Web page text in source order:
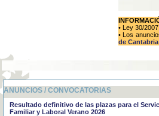
• Ley 30/
• Los
de
ANUNCIOS / CONVOCATORIAS
Resultado definitivo de las plazas para el
Familiar y Laboral Verano 2026